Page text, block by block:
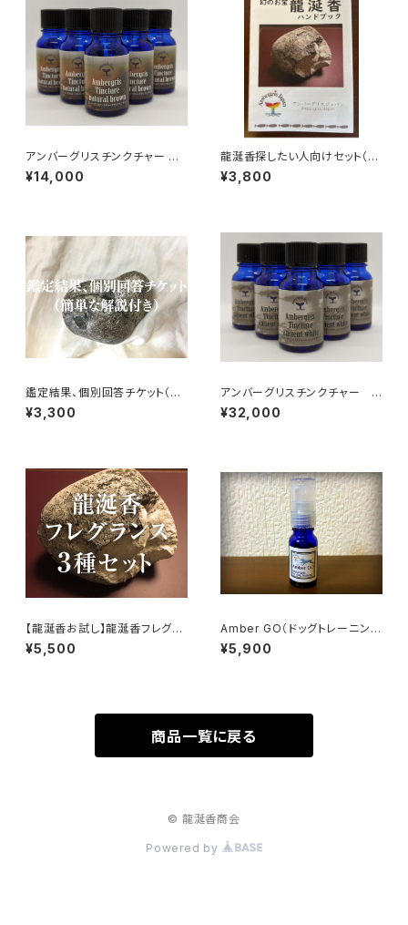
アンバーグリスチンクチャー ナ
チュラルブラウン 10ml
¥14,000
龍涎香探したい人向けセット（香
りサンプル・見分け方教材付き）
¥3,800
鑑定結果、個別回答チケット（簡
単な解説付き）
¥3,300
アンバーグリスチンクチャー
エンシェントホワイト 10ml
¥32,000
【龍涎香お試し】龍涎香フレグラ
ンスサンプル3本セット（豊かさ
の循環・生命のフレグランス陰・
¥5,500
Amber GO（ドッグトレーニング
専用 フレグランス）
¥5,900
商品一覧に戻る
© 龍涎香商会
Powered by